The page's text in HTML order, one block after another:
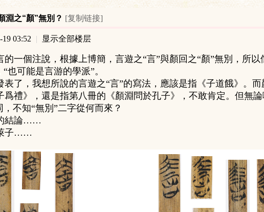
索
淵之“顏”無別？ [复制链接]
03:52 | 显示全部楼层
的一個注說，根據上博簡，言遊之“言”與顏回之“顏”無別，所以
也可能是言游的學派”。
表了，我想所說的言遊之“言”的寫法，應該是指《子道餓》。而
爲禮》，還是指第八冊的《顏淵問於孔子》，不敢肯定。但無
，不知“無別”二字從何而來？
結論……
子……